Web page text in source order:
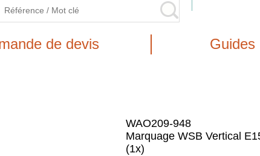
de devis Guides
WAO209-948
Marquage WSB Vertical
(1x)